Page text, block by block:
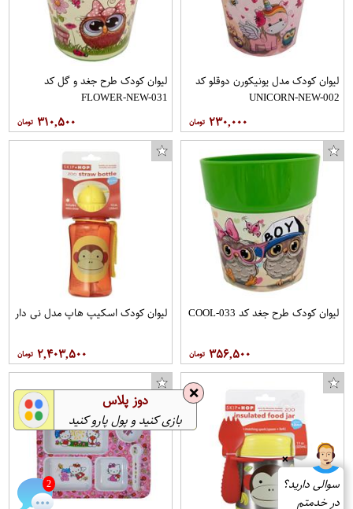
لیوان کودک مدل یونیکورن دوقلو کد
UNICORN-NEW-002
۲۳۰,۰۰۰
لیوان کودک طرح جغد و گل کد
FLOWER-NEW-031
۳۱۰,۵۰۰
لیوان کودک طرح جغد کد COOL-033
۳۵۶,۵۰۰
لیوان کودک اسکیپ هاپ مدل نی دار
۲,۴۰۳,۵۰۰
❌
سوالی دارید؟
در خدمتم
2
❌ دوز پلاس
بازی کنید و پول پارو کنید